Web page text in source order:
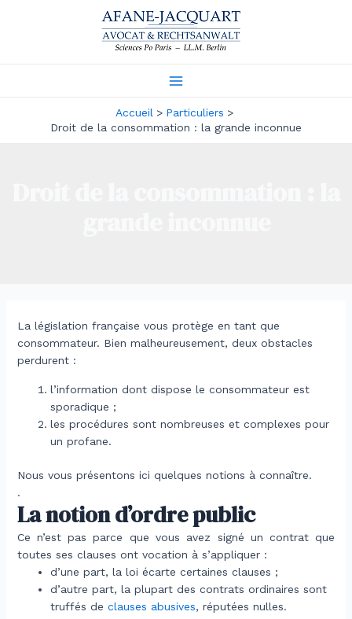
Menu
Accueil
Particuliers
Droit de la consommation : la grande inconnue
La législation française vous protège en tant que
consommateur. Bien malheureusement, deux obstacles
perdurent :
l’information dont dispose le consommateur est
sporadique ;
les procédures sont nombreuses et complexes pour
un profane.
Nous vous présentons ici quelques notions à connaître.
.
La notion d’ordre public
Ce n’est pas parce que vous avez signé un contrat que
toutes ses clauses ont vocation à s’appliquer :
d’une part, la loi écarte certaines clauses ;
d’autre part, la plupart des contrats ordinaires sont
truffés de clauses abusives, réputées nulles.